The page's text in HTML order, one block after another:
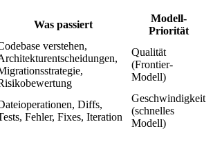
Was passiert
Modell-
Priorität
verstehen,
Qualität
(Frontier-
Modell)
Diffs,
Fehler, Fixes, Iteration
Geschwindigkeit
(schnelles
Modell)